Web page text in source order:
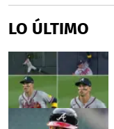
LO ÚLTIMO